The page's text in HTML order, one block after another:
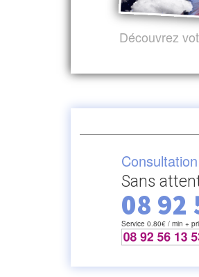
Découvrez
Sans
08 92
Service 0.80€ / min +